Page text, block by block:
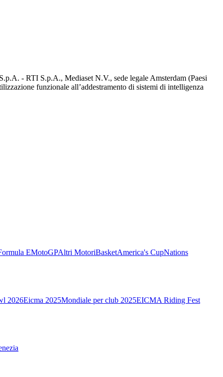
- RTI S.p.A., Mediaset N.V., sede legale Amsterdam (Paesi
funzionale all’addestramento di sistemi di intelligenza
EMotoGPAltri MotoriBasketAmerica's CupNations
2026Eicma 2025Mondiale per club 2025EICMA Riding Fest